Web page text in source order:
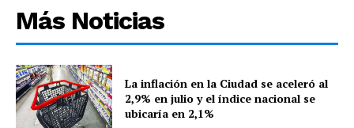
Más Noticias
La inflación en la Ciudad se aceleró al
2,9% en julio y el índice nacional se
ubicaría en 2,1%